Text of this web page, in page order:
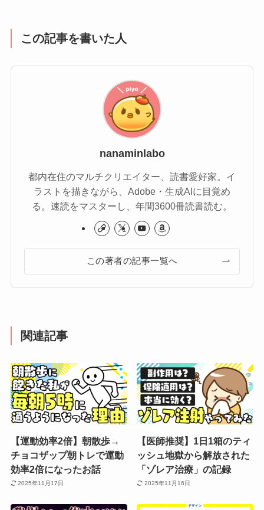
この記事を書いた人
nanaminlabo
都内在住のマルチクリエイター、読書愛好家。イ
ラストを描きながら、Adobe・生成AIに目覚め
る。速読をマスターし、年間3600冊読書読む。
この著者の記事一覧へ
関連記事
【運動効率2倍】朝散歩→
チョコザップ朝トレで運動
効率2倍になったお話
2025年11月17日
【医師推奨】1日1箱のティ
ッシュ地獄から解放された
「ゾレア治療」の記録
2025年11月16日